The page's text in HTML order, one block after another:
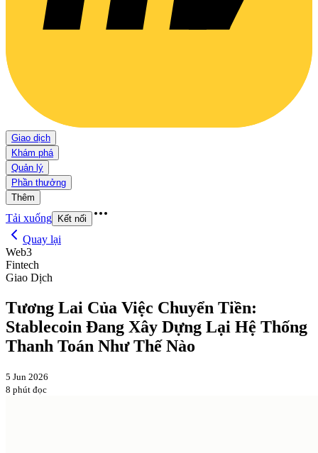
Giao dịch
Khám phá
Quản lý
Phần thưởng
Thêm
Tải xuống Kết nối
Quay lại
Web3
Fintech
Giao Dịch
Tương Lai Của Việc Chuyển Tiền:
Stablecoin Đang Xây Dựng Lại Hệ Thống
Thanh Toán Như Thế Nào
5 Jun 2026
8 phút đọc